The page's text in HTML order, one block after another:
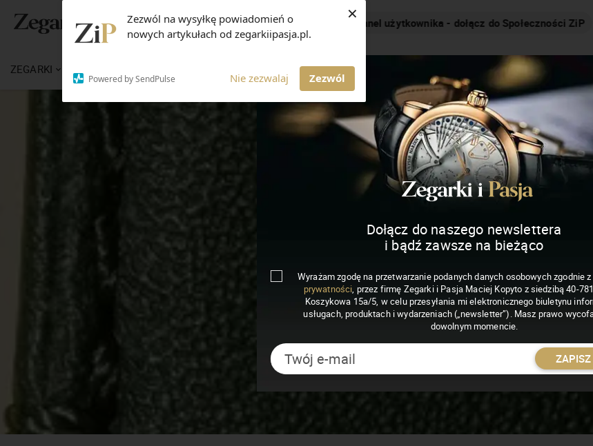
Zezwól na wysyłkę powiadomień o
nowych artykułach od zegarkiipasja.pl.
Powered by SendPulse Nie zezwalaj Zezwól
× Nakręcamy pozytywnie... cały czas!
ZEGARKI MAGAZYN ZEGARKI I PASJA
Dołącz do naszego newslettera
i bądź zawsze na bieżąco
Wyrażam zgodę na przetwarzanie podanych danych osobowych zgodnie
prywatności, przez firmę Zegarki i Pasja Maciej Kopyto z siedzibą 40-
Koszykowa 15a/5, w celu przesyłania mi elektronicznego biuletynu
usługach, produktach i wydarzeniach („newsletter”). Masz prawo
dowolnym momencie.